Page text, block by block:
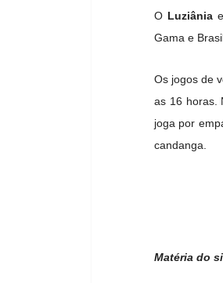
O Luziânia
Gama e
Os jogos de
as 16 horas.
joga por
candanga.
Matéria do